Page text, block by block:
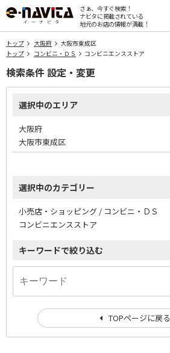
さぁ、今すぐ検索！
ナビタに掲載されている
地元のお店の情報が満載！
トップ 大阪府
大阪市東成区
トップ
コンビニ・ＤＳ コンビニエンスストア
検索条件 設定・変更
選択中のエリア
大阪府
大阪市東成区
選択中のカテゴリー
小売店・ショッピング / コンビニ・ＤＳ
コンビニエンスストア
キーワードで絞り込む
TOPページに戻る